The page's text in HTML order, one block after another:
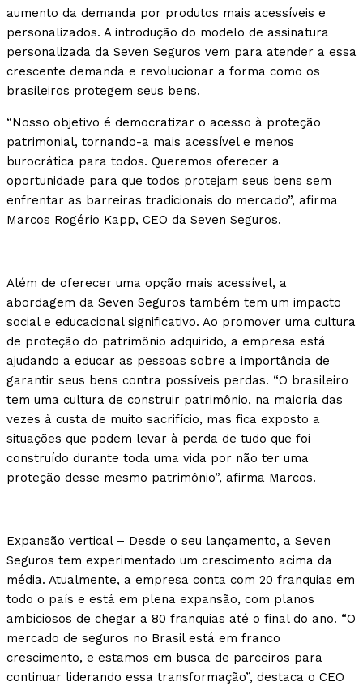
aumento da demanda por produtos mais acessíveis e
personalizados. A introdução do modelo de assinatura
personalizada da Seven Seguros vem para atender a essa
crescente demanda e revolucionar a forma como os
brasileiros protegem seus bens.
“Nosso objetivo é democratizar o acesso à proteção
patrimonial, tornando-a mais acessível e menos
burocrática para todos. Queremos oferecer a
oportunidade para que todos protejam seus bens sem
enfrentar as barreiras tradicionais do mercado”, afirma
Marcos Rogério Kapp, CEO da Seven Seguros.
Além de oferecer uma opção mais acessível, a
abordagem da Seven Seguros também tem um impacto
social e educacional significativo. Ao promover uma cultura
de proteção do patrimônio adquirido, a empresa está
ajudando a educar as pessoas sobre a importância de
garantir seus bens contra possíveis perdas. “O brasileiro
tem uma cultura de construir patrimônio, na maioria das
vezes à custa de muito sacrifício, mas fica exposto a
situações que podem levar à perda de tudo que foi
construído durante toda uma vida por não ter uma
proteção desse mesmo patrimônio”, afirma Marcos.
Expansão vertical – Desde o seu lançamento, a Seven
Seguros tem experimentado um crescimento acima da
média. Atualmente, a empresa conta com 20 franquias em
todo o país e está em plena expansão, com planos
ambiciosos de chegar a 80 franquias até o final do ano. “O
mercado de seguros no Brasil está em franco
crescimento, e estamos em busca de parceiros para
continuar liderando essa transformação”, destaca o CEO